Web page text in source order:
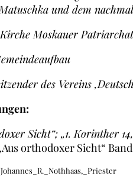
und dem
Moskauer
des Vereins
Sicht“; „1. Korinther
orthodoxer Sicht“